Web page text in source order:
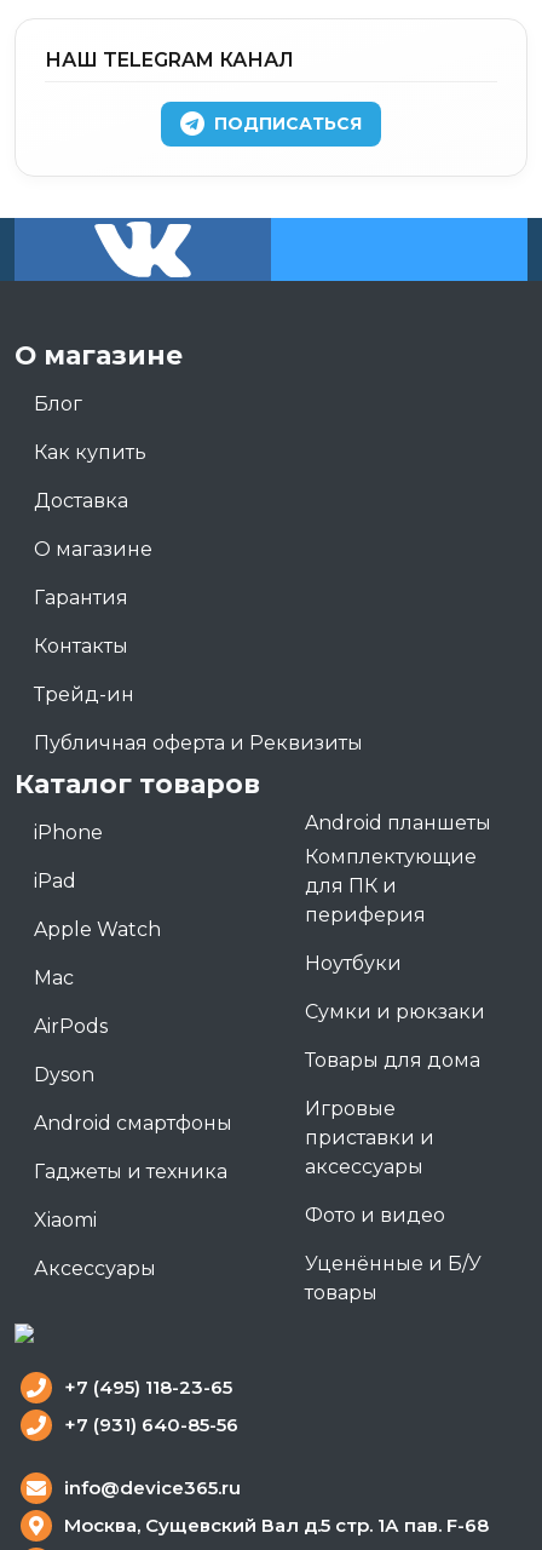
НАШ TELEGRAM КАНАЛ
ПОДПИСАТЬСЯ
О магазине
Блог
Как купить
Доставка
О магазине
Гарантия
Контакты
Трейд-ин
Публичная оферта и Реквизиты
Каталог товаров
iPhone
iPad
Apple Watch
Mac
AirPods
Dyson
Android смартфоны
Гаджеты и техника
Xiaomi
Аксессуары
Android планшеты
Комплектующие
для ПК и
периферия
Ноутбуки
Сумки и рюкзаки
Товары для дома
Игровые
приставки и
аксессуары
Фото и видео
Уценённые и Б/У
товары
+7 (495) 118-23-65
+7 (931) 640-85-56
info@device365.ru
Москва, Сущевский Вал д.5 стр. 1А пав. F-68